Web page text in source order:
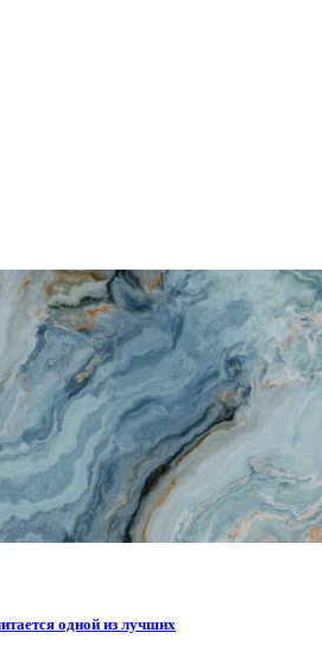
одной из лучших